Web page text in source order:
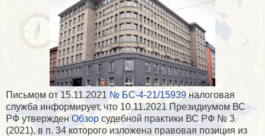
Письмом от 15.11.2021 № БС-4-21/15939 налоговая
служба информирует, что 10.11.2021 Президиумом ВС
РФ утвержден Обзор судебной практики ВС РФ № 3
(2021), в п. 34 которого изложена правовая позиция из